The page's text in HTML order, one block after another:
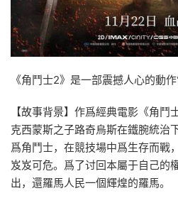
《角鬥士2》是一部震撼人心的動作
【故事背景】作爲經典電影《角鬥
克西蒙斯之子路奇烏斯在鐵腕統治
爲角鬥士，在競技場中爲生存而戰
岌岌可危。爲了讨回本屬于自己的
出，還羅馬人民一個輝煌的羅馬。